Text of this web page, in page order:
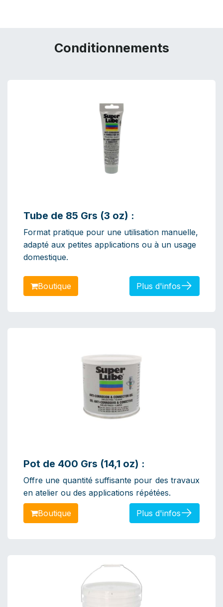
Conditionnements
Tube de 85 Grs (3 oz) :
Format pratique pour une utilisation manuelle,
adapté aux petites applications ou à un usage
domestique.
Boutiq​​​​​​ue Plus d'infos
Pot de 400 Grs (14,1 oz) :
Offre une quantité suffisante pour des travaux
en atelier ou des applications répétées. ​
Boutiq​​​​​​ue Plus d'infos